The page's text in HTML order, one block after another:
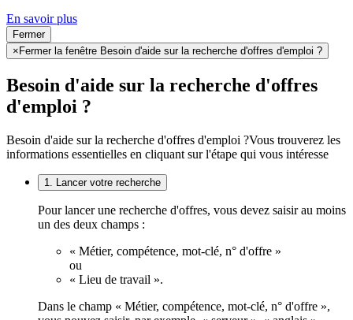
En savoir plus
Fermer
× Fermer la fenêtre Besoin d'aide sur la recherche d'offres d'emploi ?
Besoin d'aide sur la recherche d'offres
d'emploi ?
Besoin d'aide sur la recherche d'offres d'emploi ?Vous trouverez les
informations essentielles en cliquant sur l'étape qui vous intéresse
1. Lancer votre recherche
Pour lancer une recherche d'offres, vous devez saisir au moins
un des deux champs :
« Métier, compétence, mot-clé, n° d'offre »
ou
« Lieu de travail ».
Dans le champ « Métier, compétence, mot-clé, n° d'offre »,